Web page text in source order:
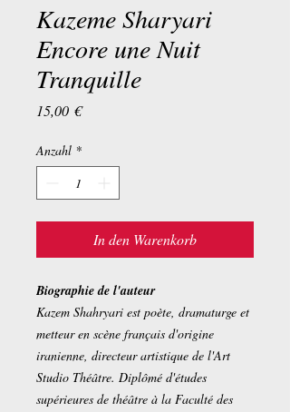
Kazeme Sharyari
Encore une Nuit
Tranquille
15,00 €Preis
Anzahl *
In den Warenkorb
Biographie de l'auteur
Kazem Shahryari est poète, dramaturge et
metteur en scène français d'origine
iranienne, directeur artistique de l'Art
Studio Théâtre. Diplômé d'études
supérieures de théâtre à la Faculté des